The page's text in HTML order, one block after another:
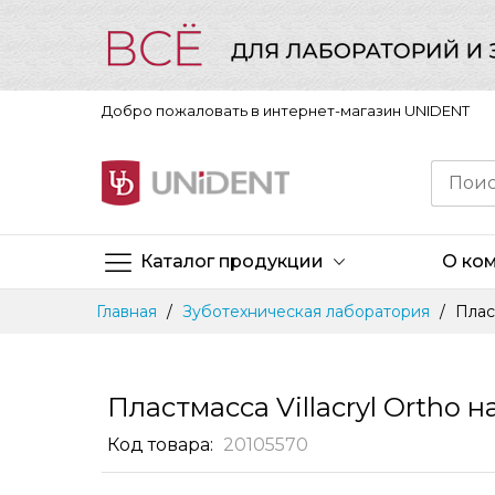
Добро пожаловать в интернет-магазин UNIDENT
Каталог продукции О
Главная Зуботехническая лаборатория
Пластмасса Villacryl Ortho
Код товара 20105570